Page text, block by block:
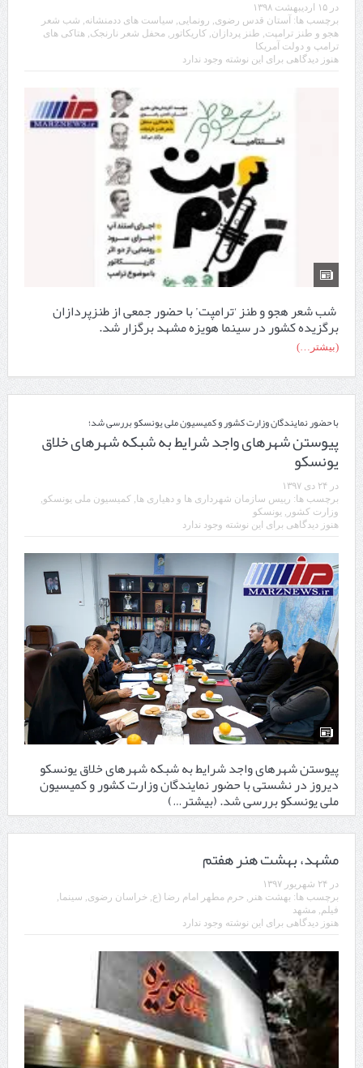
در ۱۵ اردیبهشت ۱۳۹۸
برچسب ها: آستان قدس رضوی رونمایی سیاست های ددمنشانه شب شعر
هجو و طنز ترامپت طنز پردازان کاریکاتور محفل شعر نارنجک هتاکی های
ترامپ و دولت آمریکا
هنوز دیدگاهی برای این نوشته وجود ندارد
شب شعر هجو و طنز ‘ترامپت’ با حضور جمعی از طنزپردازان
برگزیده کشور در سینما هویزه مشهد برگزار شد.
(بیشتر…)
با حضور نمایندگان وزارت کشور و کمیسیون ملی یونسکو بررسی شد؛
پیوستن شهرهای واجد شرایط به شبکه شهرهای خلاق
یونسکو
در ۲۴ دی ۱۳۹۷
برچسب ها: رییس سازمان شهرداری ها و دهیاری ها, کمیسیون ملی یونسکو,
وزارت کشور , یونسکو
هنوز دیدگاهی برای این نوشته وجود ندارد
پیوستن شهرهای واجد شرایط به شبکه شهرهای خلاق یونسکو
دیروز در نشستی با حضور نمایندگان وزارت کشور و کمیسیون
ملی یونسکو بررسی شد.(بیشتر…)
مشهد، بهشت هنر هفتم
در ۲۴ شهریور ۱۳۹۷
برچسب ها: بهشت هنر , حرم مطهر امام رضا (ع, خراسان رضوی, سینما,
فیلم, مشهد
هنوز دیدگاهی برای این نوشته وجود ندارد